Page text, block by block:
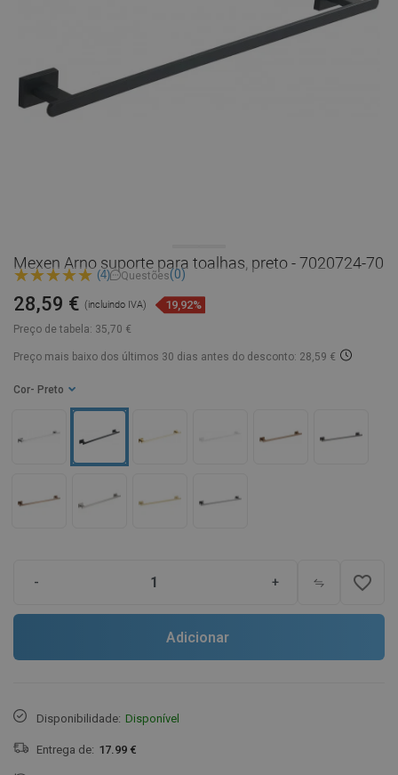
Mexen Arno suporte para toalhas, preto - 7020724-70
(4) Questões(0)
Preço de tabela: 35,70 €
28,59 € (incluindo IVA) 19,92%
Preço mais baixo dos últimos 30 dias antes do desconto: 28,59 €
Cor - Preto
- + favorite_border
Adicionar
Disponibilidade: Disponível
Entrega de: 17.99 €